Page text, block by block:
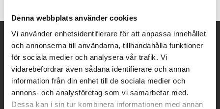
Denna webbplats använder cookies
Vi använder enhetsidentifierare för att anpassa innehållet
och annonserna till användarna, tillhandahålla funktioner
för sociala medier och analysera vår trafik. Vi
vidarebefordrar även sådana identifierare och annan
information från din enhet till de sociala medier och
annons- och analysföretag som vi samarbetar med.
Dessa kan i sin tur kombinera informationen med annan
INFORMATION
Om oss
Kontakt